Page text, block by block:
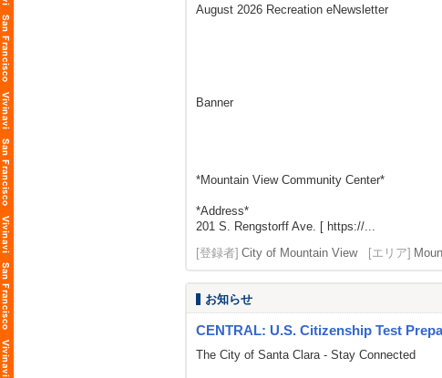
August 2026 Recreation eNewsletter
Banner
*Mountain View Community Center*
*Address*
201 S. Rengstorff Ave. [ https://...
[登録者] City of Mountain View [エリア]
お知らせ
CENTRAL: U.S. Citizenship Test
The City of Santa Clara - Stay Connected